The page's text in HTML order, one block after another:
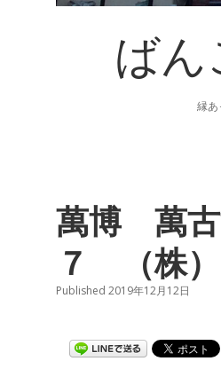
ば
縁あ
萬博 萬
７ （株
Published 2019年12月12日